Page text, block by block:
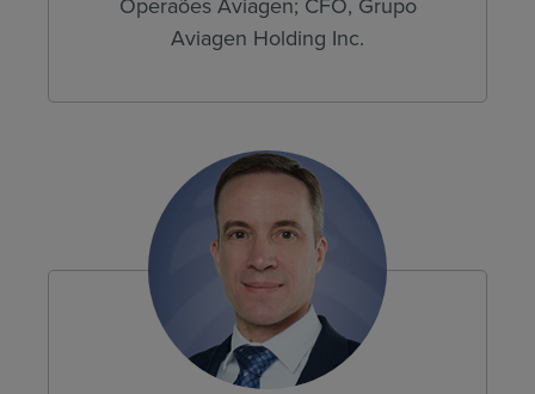
Aviagen Holding Inc.